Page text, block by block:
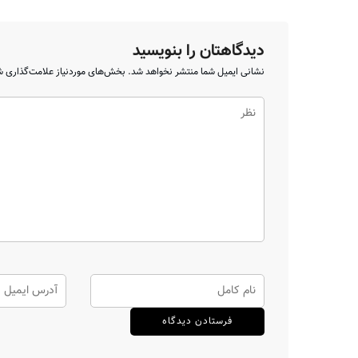
دیدگاهتان را بنویسید
نشانی ایمیل شما منتشر نخواهد شد. بخش‌های موردنیاز علامت‌گذاری